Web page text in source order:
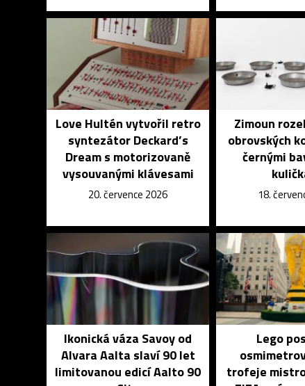
Love Hultén vytvořil retro
syntezátor Deckard’s
Dream s motorizovaně
vysouvanými klávesami
20. července 2026
Zimoun
obrovských
černými
18.
Ikonická váza Savoy od
Alvara Aalta slaví 90 let
limitovanou edicí Aalto 90
Lego
trofeje